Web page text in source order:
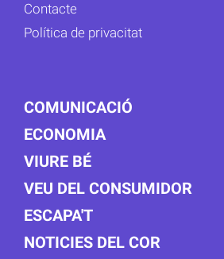
Contacte
Política de privacitat
COMUNICACIÓ
ECONOMIA
VIURE BÉ
VEU DEL CONSUMIDOR
ESCAPA'T
NOTICIES DEL COR